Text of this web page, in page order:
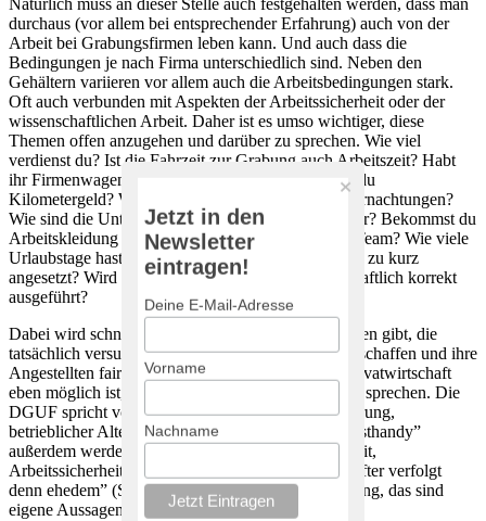
Natürlich muss an dieser Stelle auch festgehalten werden, dass man
durchaus (vor allem bei entsprechender Erfahrung) auch von der
Arbeit bei Grabungsfirmen leben kann. Und auch dass die
Bedingungen je nach Firma unterschiedlich sind. Neben den
Gehältern variieren vor allem auch die Arbeitsbedingungen stark.
Oft auch verbunden mit Aspekten der Arbeitssicherheit oder der
wissenschaftlichen Arbeit. Daher ist es umso wichtiger, diese
Themen offen anzugehen und darüber zu sprechen. Wie viel
verdienst du? Ist die Fahrzeit zur Grabung auch Arbeitszeit? Habt
ihr Firmenwagen oder fährst du privat? Bekommst du
Kilometergeld? Was ist die Tagespauschale für Übernachtungen?
Wie sind die Unterkünfte? Hast du ein Einzelzimmer? Bekommst du
Arbeitskleidung gestellt? Wie ist die Stimmung im Team? Wie viele
Urlaubstage hast du? Sind die Grabungskampagnen zu kurz
angesetzt? Wird die Arbeit sorgfältig und wissenschaftlich korrekt
ausgeführt?
Dabei wird schnell deutlich, dass es auch faire Firmen gibt, die
tatsächlich versuchen, gute Arbeitsbedingungen zu schaffen und ihre
Angestellten fair zu bezahlen – soweit das in der Privatwirtschaft
eben möglich ist, von fairen Arbeitsbedingungen zu sprechen. Die
DGUF spricht von “betrieblicher Gesundheitsförderung,
betrieblicher Altersversorgung, Firmenwagen, Diensthandy”
außerdem werden wohl “Themen wie Nachhaltigkeit,
Arbeitssicherheit und gesunde Arbeitsplätze ernsthafter verfolgt
denn ehedem” (Siegmund 2025c, 14). Zur Erinnerung, das sind
eigene Aussagen von Unternehmen.
Jetzt in den
Newsletter
eintragen!
Deine E-Mail-Adresse
Vorname
Nachname